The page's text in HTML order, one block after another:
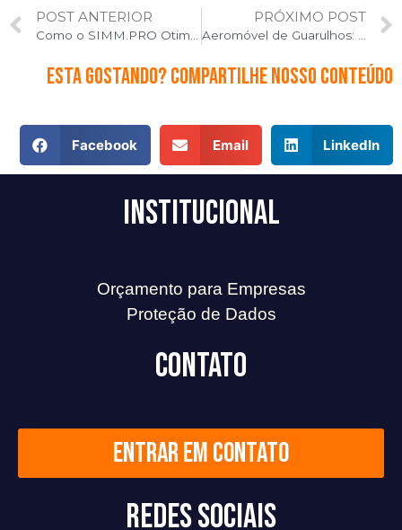
Prev
POST ANTERIOR
Como o SIMM.PRO Otimiza a Comunicação em Emergências nos Metrôs e Trens
PRÓXIMO POST
Aeromóvel de Guarulhos: o desafio da comunicação em ambientes de alta circulação
Esta gostando? Compartilhe nosso conteúdo
Facebook Email LinkedIn
Institucional
Orçamento para Empresas
Proteção de Dados
Contato
Entrar em contato
Redes Sociais